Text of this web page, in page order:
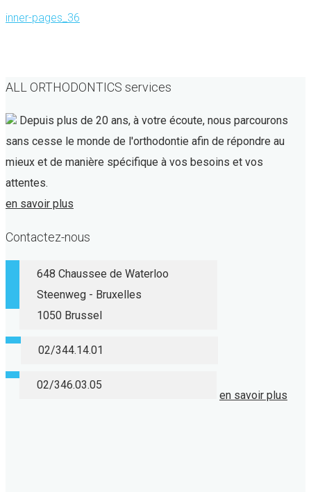
inner-pages_36
ALL ORTHODONTICS services
Depuis plus de 20 ans, à votre écoute, nous parcourons
sans cesse le monde de l'orthodontie afin de répondre au
mieux et de manière spécifique à vos besoins et vos
attentes.
en savoir plus
Contactez-nous
648 Chaussee de Waterloo
Steenweg - Bruxelles
1050 Brussel
02/344.14.01
02/346.03.05
en savoir plus